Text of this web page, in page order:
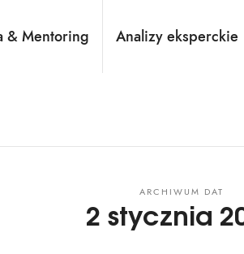
wszystko, co
ciała, rozpoznawania mikroekspresji i emocji.
& Mentoring Analizy eksperckie
ARCHIWUM DAT
2 stycznia